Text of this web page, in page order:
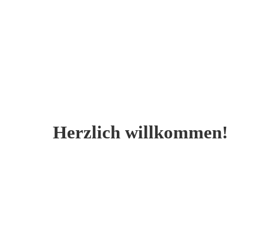
Herzlich willkommen!